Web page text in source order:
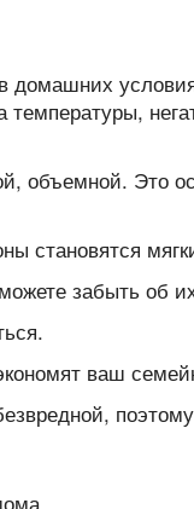
домашних
температуры,
объемной. Это
становятся
забыть об
ваш